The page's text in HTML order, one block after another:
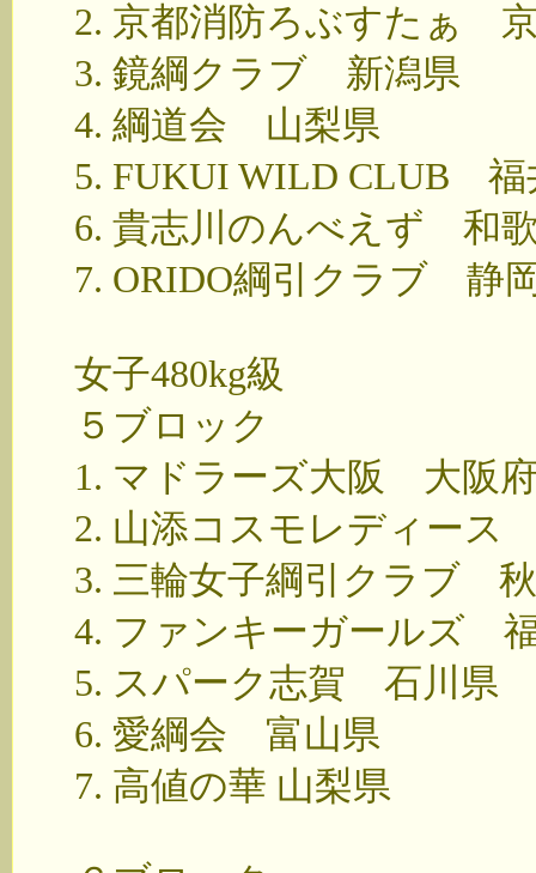
2. 京都消防ろぶすたぁ
3. 鏡綱クラブ 新潟県
4. 綱道会 山梨県
5. FUKUI WILD CLUB 福
6. 貴志川のんべえず 和
7. ORIDO綱引クラブ 静
女子480kg級
５ブロック
1. マドラーズ大阪 大阪
2. 山添コスモレディース
3. 三輪女子綱引クラブ
4. ファンキーガールズ
5. スパーク志賀 石川県
6. 愛綱会 富山県
7. 高値の華 山梨県